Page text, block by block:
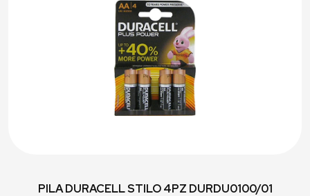
PILA DURACELL STILO 4PZ DURDU0100/01